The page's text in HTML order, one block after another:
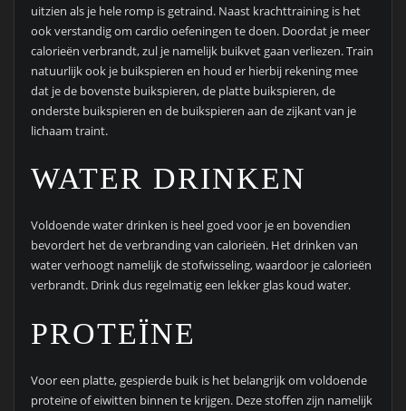
uitzien als je hele romp is getraind. Naast krachttraining is het
ook verstandig om cardio oefeningen te doen. Doordat je meer
calorieën verbrandt, zul je namelijk buikvet gaan verliezen. Train
natuurlijk ook je buikspieren en houd er hierbij rekening mee
dat je de bovenste buikspieren, de platte buikspieren, de
onderste buikspieren en de buikspieren aan de zijkant van je
lichaam traint.
WATER DRINKEN
Voldoende water drinken is heel goed voor je en bovendien
bevordert het de verbranding van calorieën. Het drinken van
water verhoogt namelijk de stofwisseling, waardoor je calorieën
verbrandt. Drink dus regelmatig een lekker glas koud water.
PROTEÏNE
Voor een platte, gespierde buik is het belangrijk om voldoende
proteïne of eiwitten binnen te krijgen. Deze stoffen zijn namelijk